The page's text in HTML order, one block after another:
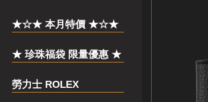
★☆★ 本月特價 ★☆★
★ 珍珠福袋 限量優惠 ★
勞力士 ROLEX